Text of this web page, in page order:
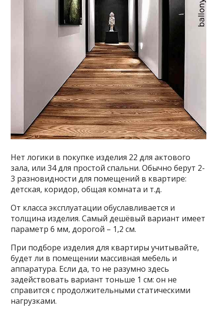
Нет логики в покупке изделия 22 для актового
зала, или 34 для простой спальни. Обычно берут 2-
3 разновидности для помещений в квартире:
детская, коридор, общая комната и т.д.
От класса эксплуатации обуславливается и
толщина изделия. Самый дешёвый вариант имеет
параметр 6 мм, дорогой – 1,2 см.
При подборе изделия для квартиры учитывайте,
будет ли в помещении массивная мебель и
аппаратура. Если да, то не разумно здесь
задействовать вариант тоньше 1 см: он не
справится с продолжительными статическими
нагрузками.